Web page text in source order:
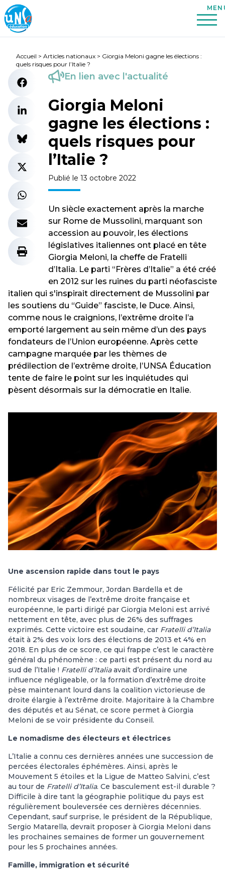
Accueil > Articles nationaux > Giorgia Meloni gagne les élections :
quels risques pour l’Italie ?
En lien avec l'actualité
Giorgia Meloni
gagne les élections :
quels risques pour
l’Italie ?
Publié le 13 octobre 2022
Un siècle exactement après la marche
sur Rome de Mussolini, marquant son
accession au pouvoir, les élections
législatives italiennes ont placé en tête
Giorgia Meloni, la cheffe de Fratelli
d’Italia. Le parti “Frères d’Italie” a été créé
en 2012 sur les ruines du parti néofasciste
italien qui s'inspirait directement de Mussolini par
les soutiens du “Guide” fasciste, le Duce. Ainsi,
comme nous le craignions, l’extrême droite l’a
emporté largement au sein même d’un des pays
fondateurs de l’Union européenne. Après cette
campagne marquée par les thèmes de
prédilection de l’extrême droite, l’UNSA Éducation
tente de faire le point sur les inquiétudes qui
pèsent désormais sur la démocratie en Italie.
Une ascension rapide dans tout le pays
Félicité par Eric Zemmour, Jordan Bardella et de
nombreux visages de l’extrême droite française et
européenne, le parti dirigé par Giorgia Meloni est arrivé
nettement en tête, avec plus de 26% des suffrages
exprimés. Cette victoire est soudaine, car Fratelli d’Italia
était à 2% des voix lors des élections de 2013 et 4% en
2018. En plus de ce score, ce qui frappe c’est le caractère
général du phénomène : ce parti est présent du nord au
sud de l’Italie ! Fratelli d’Italiaavait d’ordinaire une
influence négligeable, or la formation d’extrême droite
pèse maintenant lourd dans la coalition victorieuse de
droite élargie à l’extrême droite. Majoritaire à la Chambre
des députés et au Sénat, ce score permet à Giorgia
Meloni de se voir présidente du Conseil.
Le nomadisme des électeurs et électrices
L’Italie a connu ces dernières années une succession de
percées électorales éphémères. Ainsi, après le
Mouvement 5 étoiles et la Ligue de Matteo Salvini, c’est
au tour de Fratelli d’Italia. Ce basculement est-il durable ?
Difficile à dire tant la géographie politique du pays est
régulièrement bouleversée ces dernières décennies.
Cependant, sauf surprise, le président de la République,
Sergio Matarella, devrait proposer à Giorgia Meloni dans
les prochaines semaines de former un gouvernement
pour les 5 prochaines années.
Famille, immigration et sécurité